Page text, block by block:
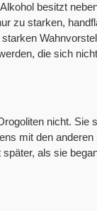
besitzt
zu starken,
die sich
nicht.
mit den
als sie